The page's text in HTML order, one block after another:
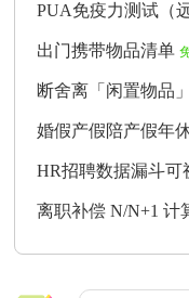
PUA免疫力测试（
出门携带物品清单
断舍离「闲置物品
婚假产假陪产假年
HR招聘数据漏斗可
离职补偿 N/N+1 计